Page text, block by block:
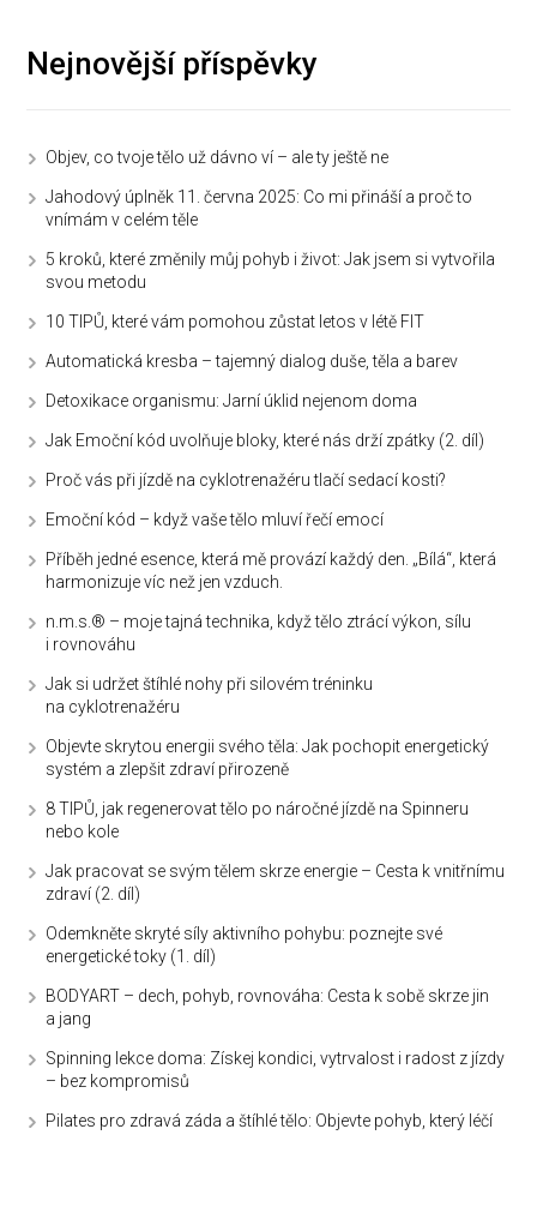
Nejnovější příspěvky
Objev, co tvoje tělo už dávno ví – ale ty ještě ne
Jahodový úplněk 11. června 2025: Co mi přináší a proč to
vnímám v celém těle
5 kroků, které změnily můj pohyb i život: Jak jsem si vytvořila
svou metodu
10 TIPŮ, které vám pomohou zůstat letos v létě FIT
Automatická kresba – tajemný dialog duše, těla a barev
Detoxikace organismu: Jarní úklid nejenom doma
Jak Emoční kód uvolňuje bloky, které nás drží zpátky (2. díl)
Proč vás při jízdě na cyklotrenažéru tlačí sedací kosti?
Emoční kód – když vaše tělo mluví řečí emocí
Příběh jedné esence, která mě provází každý den. „Bílá“, která
harmonizuje víc než jen vzduch.
n.m.s.® – moje tajná technika, když tělo ztrácí výkon, sílu
i rovnováhu
Jak si udržet štíhlé nohy při silovém tréninku
na cyklotrenažéru
Objevte skrytou energii svého těla: Jak pochopit energetický
systém a zlepšit zdraví přirozeně
8 TIPŮ, jak regenerovat tělo po náročné jízdě na Spinneru
nebo kole
Jak pracovat se svým tělem skrze energie – Cesta k vnitřnímu
zdraví (2. díl)
Odemkněte skryté síly aktivního pohybu: poznejte své
energetické toky (1. díl)
BODYART – dech, pohyb, rovnováha: Cesta k sobě skrze jin
a jang
Spinning lekce doma: Získej kondici, vytrvalost i radost z jízdy
– bez kompromisů
Pilates pro zdravá záda a štíhlé tělo: Objevte pohyb, který léčí